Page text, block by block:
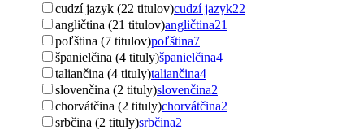
cudzí jazyk (22 titulov)cudzí jazyk22
angličtina (21 titulov)angličtina21
poľština (7 titulov)poľština7
španielčina (4 tituly)španielčina4
taliančina (4 tituly)taliančina4
slovenčina (2 tituly)slovenčina2
chorvátčina (2 tituly)chorvátčina2
srbčina (2 tituly)srbčina2